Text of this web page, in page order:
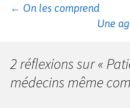
Navigation
articles
← On les comprend
Une
2 réflexions sur «
médecins même